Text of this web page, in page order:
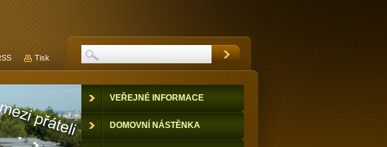
VEŘEJNÉ INFORMACE
DOMOVNÍ NÁSTĚNKA
Tisk